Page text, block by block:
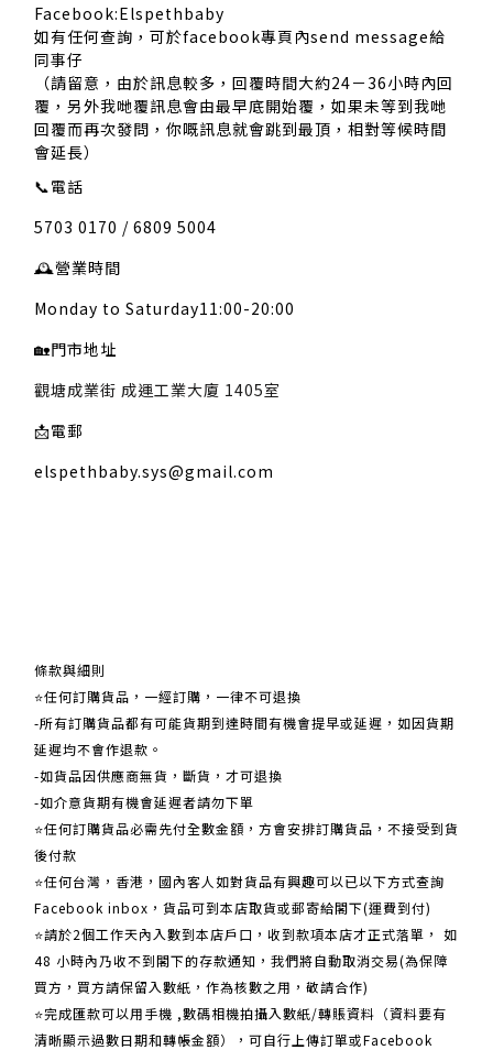
Facebook:Elspethbaby
如有任何查詢，可於facebook專頁內send message給
同事仔
（請留意，由於訊息較多，回覆時間大約24－36小時內回
覆，另外我哋覆訊息會由最早底開始覆，如果未等到我哋
回覆而再次發問，你嘅訊息就會跳到最頂，相對等候時間
會延長）
📞電話
5703 0170 / 6809 5004
🕰️營業時間
Monday to Saturday11:00-20:00
🏡門市地址
觀塘成業街 成運工業大廈 1405室
📩電郵
elspethbaby.sys@gmail.com
條款與細則
⭐任何訂購貨品，一經訂購，一律不可退換
-所有訂購貨品都有可能貨期到達時間有機會提早或延遲，如因貨期
延遲均不會作退款。
-如貨品因供應商無貨，斷貨，才可退換
-如介意貨期有機會延遲者請勿下單
⭐任何訂購貨品必需先付全數金額，方會安排訂購貨品，不接受到貨
後付款
⭐任何台灣，香港，國內客人如對貨品有興趣可以已以下方式查詢
Facebook inbox，貨品可到本店取貨或郵寄給閣下(運費到付)
​​⭐請於2個工作天內入數到本店戶口，收到款項本店才正式落單， 如
48 小時內乃收不到閣下的存款通知，我們將自動取消交易(為保障
買方，買方請保留入數紙，作為核數之用，敬請合作)
⭐完成匯款可以用手機 ,數碼相機拍攝入數紙/轉賬資料（資料要有
清晰顯示過數日期和轉帳金額），可自行上傳訂單或Facebook